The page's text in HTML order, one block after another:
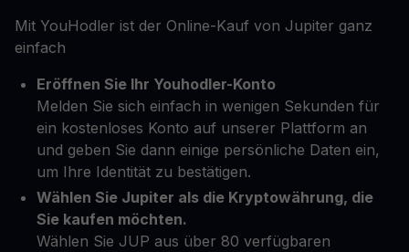
Mit YouHodler ist der Online-Kauf von Jupiter ganz
einfach
Eröffnen Sie Ihr Youhodler-Konto
Melden Sie sich einfach in wenigen Sekunden für
ein kostenloses Konto auf unserer Plattform an
und geben Sie dann einige persönliche Daten ein,
um Ihre Identität zu bestätigen.
Wählen Sie Jupiter als die Kryptowährung, die
Sie kaufen möchten.
Wählen Sie JUP aus über 80 verfügbaren